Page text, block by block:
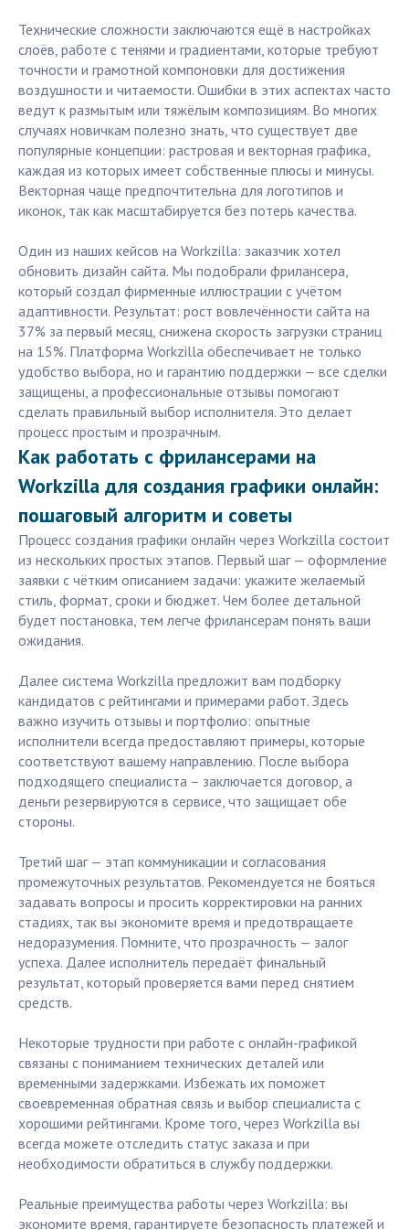
Технические сложности заключаются ещё в настройках
слоёв, работе с тенями и градиентами, которые требуют
точности и грамотной компоновки для достижения
воздушности и читаемости. Ошибки в этих аспектах часто
ведут к размытым или тяжёлым композициям. Во многих
случаях новичкам полезно знать, что существует две
популярные концепции: растровая и векторная графика,
каждая из которых имеет собственные плюсы и минусы.
Векторная чаще предпочтительна для логотипов и
иконок, так как масштабируется без потерь качества.
Один из наших кейсов на Workzilla: заказчик хотел
обновить дизайн сайта. Мы подобрали фрилансера,
который создал фирменные иллюстрации с учётом
адаптивности. Результат: рост вовлечённости сайта на
37% за первый месяц, снижена скорость загрузки страниц
на 15%. Платформа Workzilla обеспечивает не только
удобство выбора, но и гарантию поддержки — все сделки
защищены, а профессиональные отзывы помогают
сделать правильный выбор исполнителя. Это делает
процесс простым и прозрачным.
Как работать с фрилансерами на
Workzilla для создания графики онлайн:
пошаговый алгоритм и советы
Процесс создания графики онлайн через Workzilla состоит
из нескольких простых этапов. Первый шаг — оформление
заявки с чётким описанием задачи: укажите желаемый
стиль, формат, сроки и бюджет. Чем более детальной
будет постановка, тем легче фрилансерам понять ваши
ожидания.
Далее система Workzilla предложит вам подборку
кандидатов с рейтингами и примерами работ. Здесь
важно изучить отзывы и портфолио: опытные
исполнители всегда предоставляют примеры, которые
соответствуют вашему направлению. После выбора
подходящего специалиста – заключается договор, а
деньги резервируются в сервисе, что защищает обе
стороны.
Третий шаг — этап коммуникации и согласования
промежуточных результатов. Рекомендуется не бояться
задавать вопросы и просить корректировки на ранних
стадиях, так вы экономите время и предотвращаете
недоразумения. Помните, что прозрачность — залог
успеха. Далее исполнитель передаёт финальный
результат, который проверяется вами перед снятием
средств.
Некоторые трудности при работе с онлайн-графикой
связаны с пониманием технических деталей или
временными задержками. Избежать их поможет
своевременная обратная связь и выбор специалиста с
хорошими рейтингами. Кроме того, через Workzilla вы
всегда можете отследить статус заказа и при
необходимости обратиться в службу поддержки.
Реальные преимущества работы через Workzilla: вы
экономите время, гарантируете безопасность платежей и